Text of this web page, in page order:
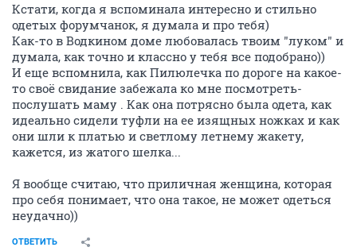
Кстати, когда я вспоминала интересно и стильно
одетых форумчанок, я думала и про тебя)
Как-то в Водкином доме любовалась твоим "луком" и
думала, как точно и классно у тебя все подобрано))
И еще вспомнила, как Пилюлечка по дороге на какое-
то своё свидание забежала ко мне посмотреть-
послушать маму . Как она потрясно была одета, как
идеально сидели туфли на ее изящных ножках и как
они шли к платью и светлому летнему жакету,
кажется, из жатого шелка...
Я вообще считаю, что приличная женщина, которая
про себя понимает, что она такое, не может одеться
неудачно))
ОТВЕТИТЬ